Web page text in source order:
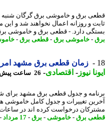
و روزانه اعمال نخواهند شد و این
دارد. - قطعی برق و خاموشی برق
- خاموشی برق - قطعی برق - خاموشی
زمان قطعی برق مشهد امروز شنبه 17 مرداد
نیوز-اقتصادی-26 ساعت پیش - شنبه 17 مرداد 1405، 10:06
تغییرات و جدول کامل خاموشی ها،
درخواست کرده اند در ساعات
برق - خاموشی-برق - 17 مرداد -